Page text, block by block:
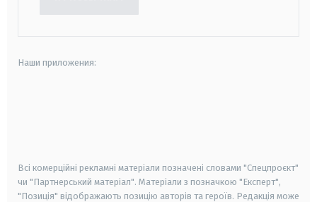
Наши приложения:
Всі комерційні рекламні матеріали позначені словами "Спецпроєкт"
чи "Партнерський матеріал". Матеріали з позначкою "Експерт",
"Позиція" відображають позицію авторів та героїв. Редакція може